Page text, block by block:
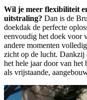
Wil je meer flexibiliteit
uitstraling? Dan is de
doekdak de perfecte
eenvoudig het doek voor
andere momenten
zicht op de lucht. Dankzij
het hele jaar door van
als vrijstaande,